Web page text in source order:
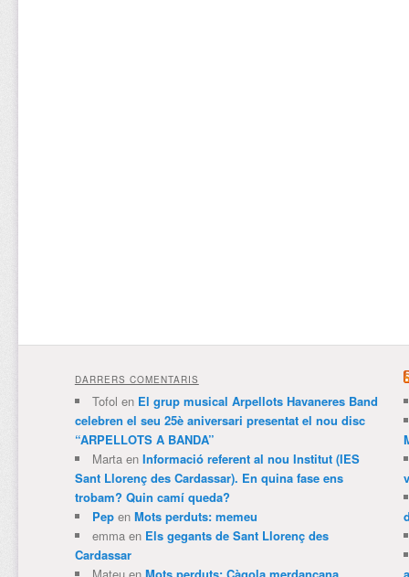
DARRERS COMENTARIS
Tofol en El grup musical Arpellots Havaneres Band
celebren el seu 25è aniversari presentat el nou disc
“ARPELLOTS A BANDA”
Martaen Informació referent al nou Institut (IES
Sant Llorenç des Cardassar). En quina fase ens
trobam? Quin camí queda?
Pepen Mots perduts: memeu
emmaen Els gegants de Sant Llorenç des
Cardassar